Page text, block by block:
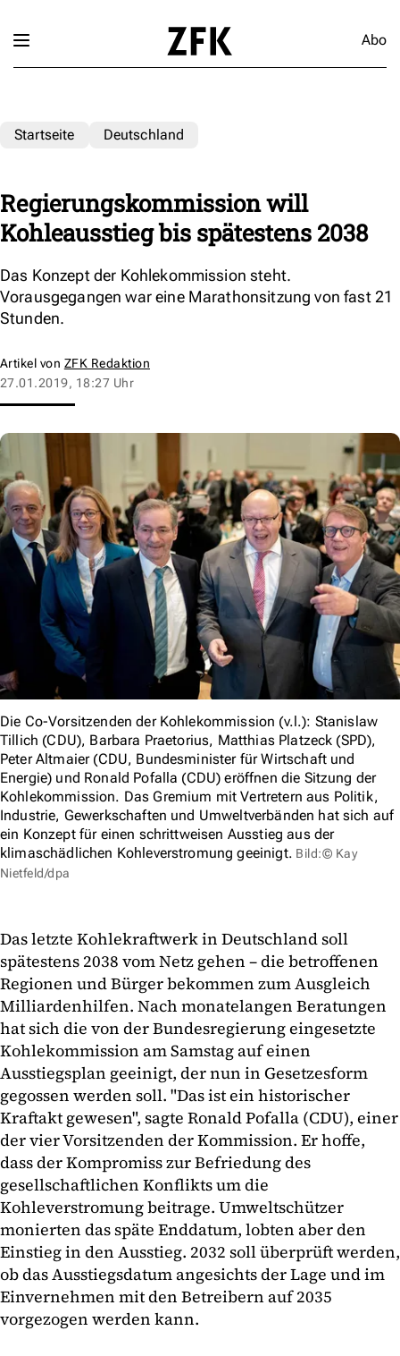
Abo
Startseite Deutschland
Regierungskommission will
Kohleausstieg bis spätestens 2038
Das Konzept der Kohlekommission steht.
Vorausgegangen war eine Marathonsitzung von fast 21
Stunden.
Artikel von ZFK Redaktion
27.01.2019, 18:27 Uhr
Die Co-Vorsitzenden der Kohlekommission (v.l.): Stanislaw
Tillich (CDU), Barbara Praetorius, Matthias Platzeck (SPD),
Peter Altmaier (CDU, Bundesminister für Wirtschaft und
Energie) und Ronald Pofalla (CDU) eröffnen die Sitzung der
Kohlekommission. Das Gremium mit Vertretern aus Politik,
Industrie, Gewerkschaften und Umweltverbänden hat sich auf
ein Konzept für einen schrittweisen Ausstieg aus der
klimaschädlichen Kohleverstromung geeinigt. Bild:© Kay
Nietfeld/dpa
Das letzte Kohlekraftwerk in Deutschland soll
spätestens 2038 vom Netz gehen – die betroffenen
Regionen und Bürger bekommen zum Ausgleich
Milliardenhilfen. Nach monatelangen Beratungen
hat sich die von der Bundesregierung eingesetzte
Kohlekommission am Samstag auf einen
Ausstiegsplan geeinigt, der nun in Gesetzesform
gegossen werden soll. "Das ist ein historischer
Kraftakt gewesen", sagte Ronald Pofalla (CDU), einer
der vier Vorsitzenden der Kommission. Er hoffe,
dass der Kompromiss zur Befriedung des
gesellschaftlichen Konflikts um die
Kohleverstromung beitrage. Umweltschützer
monierten das späte Enddatum, lobten aber den
Einstieg in den Ausstieg. 2032 soll überprüft werden,
ob das Ausstiegsdatum angesichts der Lage und im
Einvernehmen mit den Betreibern auf 2035
vorgezogen werden kann.